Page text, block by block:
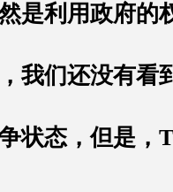
是利用政府的
我们还没有看
状态，但是，